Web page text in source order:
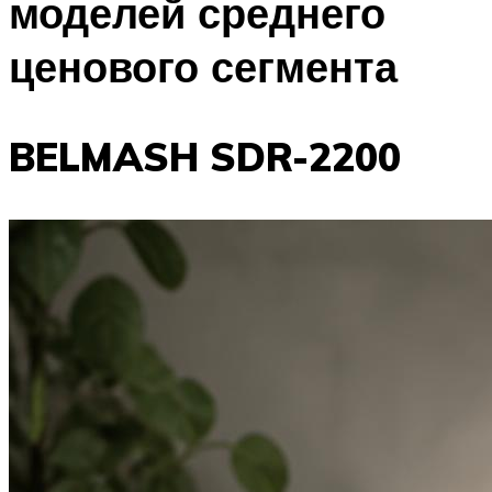
моделей среднего
ценового сегмента
BELMASH SDR-2200